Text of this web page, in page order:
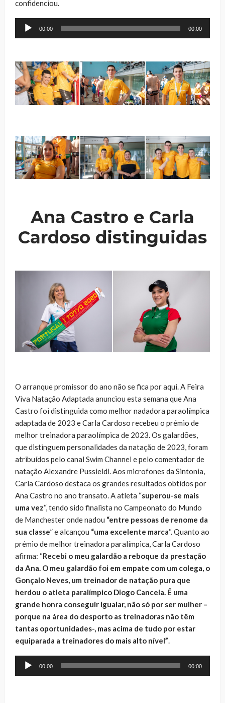
confidenciou.
Reprodutor
00:00 00:00
Ana Castro e Carla
Cardoso distinguidas
O arranque promissor do ano não se fica por aqui. A Feira
Viva Natação Adaptada anunciou esta semana que Ana
Castro foi distinguida como melhor nadadora paraolímpica
adaptada de 2023 e Carla Cardoso recebeu o prémio de
melhor treinadora paraolímpica de 2023. Os galardões,
que distinguem personalidades da natação de 2023, foram
atribuídos pelo canal Swim Channel e pelo comentador de
natação Alexandre Pussieldi. Aos microfones da Sintonia,
Carla Cardoso destaca os grandes resultados obtidos por
Ana Castro no ano transato. A atleta “superou-se mais
uma vez“, tendo sido finalista no Campeonato do Mundo
de Manchester onde nadou “entre pessoas de renome da
sua classe” e alcançou “uma excelente marca“. Quanto ao
prémio de melhor treinadora paralímpica, Carla Cardoso
afirma: “Recebi o meu galardão a reboque da prestação
da Ana. O meu galardão foi em empate com um colega, o
Gonçalo Neves, um treinador de natação pura que
herdou o atleta paralímpico Diogo Cancela. É uma
grande honra conseguir igualar, não só por ser mulher –
porque na área do desporto as treinadoras não têm
tantas oportunidades-, mas acima de tudo por estar
equiparada a treinadores do mais alto nível”.
Reprodutor
00:00 00:00